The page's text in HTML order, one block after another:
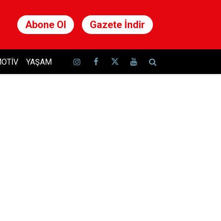
Abone Ol Gazete İndir
YAŞAM